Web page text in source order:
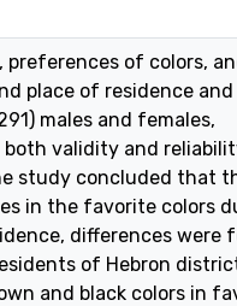
of colors,
place of residence
males and females,
validity and
study concluded that
in the favorite colors
differences were
of Hebron
and black colors in